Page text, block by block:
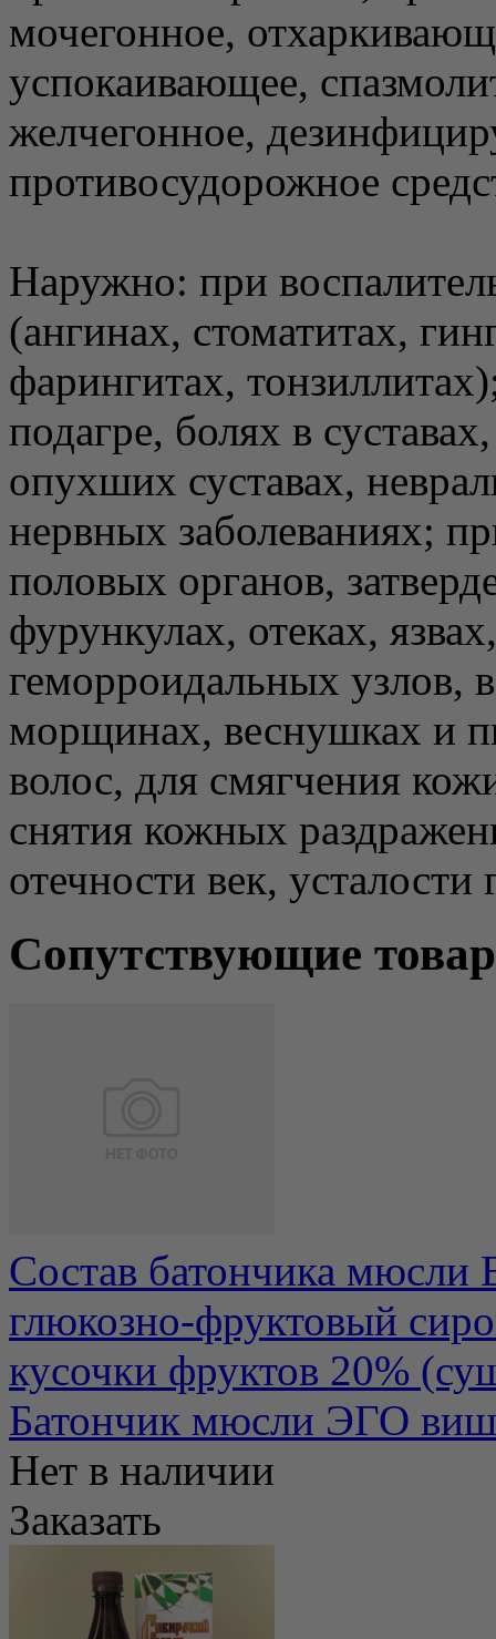
мочегонное,
успокаивающее,
желчегонное,
противосудорожное
Наружно: при
(ангинах, стоматитах,
фарингитах,
подагре, болях в
опухших суставах,
нервных заболеваниях;
половых органов,
фурункулах, отеках,
геморроидальных узлов,
морщинах, веснушках и
волос, для смягчения
снятия кожных
отечности век,
Сопутствующие
Состав батончика мюсли
глюкозно-фруктовый
кусочки фруктов 20%
Батончик мюсли ЭГО
Нет в наличии
Заказать